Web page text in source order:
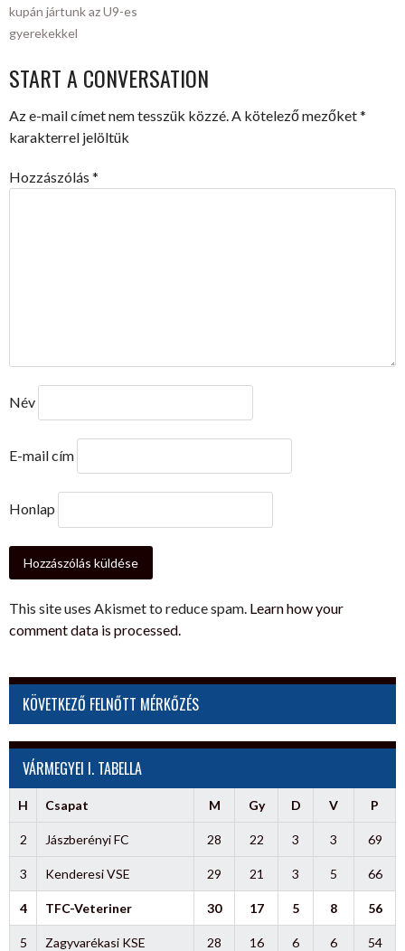
NAVIGATION
kupán jártunk az U9-es
gyerekekkel
START A CONVERSATION
Az e-mail címet nem tesszük közzé.A kötelező mezőket*
karakterrel jelöltük
Hozzászólás *
Név
E-mail cím
Honlap
This site uses Akismet to reduce spam. Learn how your
comment data is processed.
KÖVETKEZŐ FELNŐTT MÉRKŐZÉS
VÁRMEGYEI I. TABELLA
H Csapat M Gy D V P
2 Jászberényi FC 28 22 3 3 69
3 Kenderesi VSE 29 21 3 5 66
4 TFC-Veteriner 30 17 5 8 56
5 Zagyvarékasi KSE 28 16 6 6 54